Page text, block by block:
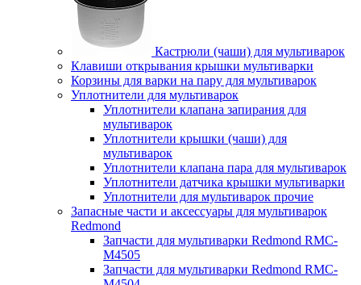
Кастрюли (чаши) для мультиварок
Клавиши открывания крышки мультиварки
Корзины для варки на пару для мультиварок
Уплотнители для мультиварок
Уплотнители клапана запирания для
мультиварок
Уплотнители крышки (чаши) для
мультиварок
Уплотнители клапана пара для мультиварок
Уплотнители датчика крышки мультиварки
Уплотнители для мультиварок прочие
Запасные части и аксессуары для мультиварок
Redmond
Запчасти для мультиварки Redmond RMC-
M4505
Запчасти для мультиварки Redmond RMC-